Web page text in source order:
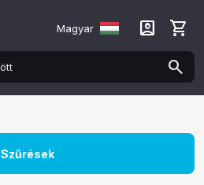
Magyar account_box shopping_cart
Szűrések